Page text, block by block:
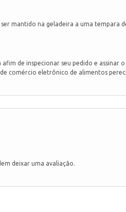
mantido na geladeira a uma tempara
de inspecionar seu pedido e assinar
comércio eletrônico de alimentos
deixar uma avaliação.